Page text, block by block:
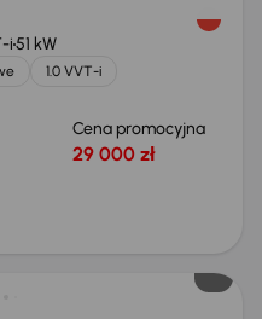
i51 kW
1.0 VVT-i
Cena promocyjna
29 000 zł